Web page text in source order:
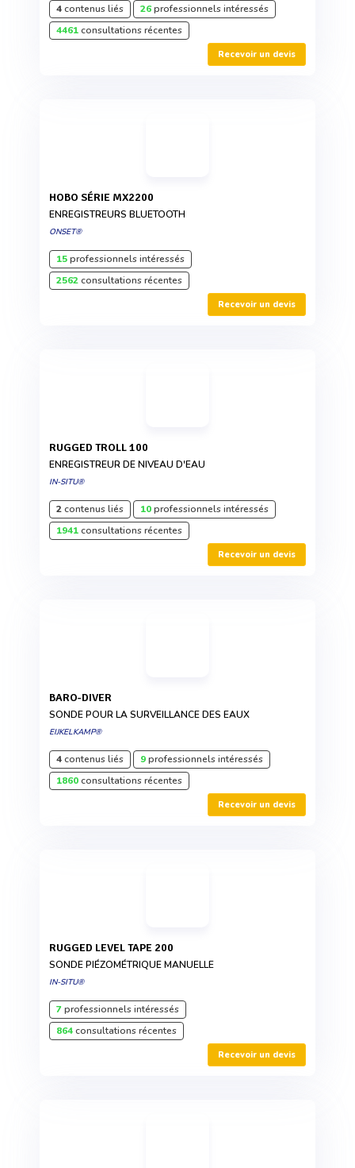
4contenus liés 26professionnels intéressés
4461consultations récentes
Recevoir un devis
HOBO SÉRIE MX2200
ENREGISTREURS BLUETOOTH
ONSET®
15professionnels intéressés
2562consultations récentes
Recevoir un devis
RUGGED TROLL 100
ENREGISTREUR DE NIVEAU D'EAU
IN-SITU®
2contenus liés 10professionnels intéressés
1941consultations récentes
Recevoir un devis
BARO-DIVER
SONDE POUR LA SURVEILLANCE DES EAUX
EIJKELKAMP®
4contenus liés 9professionnels intéressés
1860consultations récentes
Recevoir un devis
RUGGED LEVEL TAPE 200
SONDE PIÉZOMÉTRIQUE MANUELLE
IN-SITU®
7professionnels intéressés
864consultations récentes
Recevoir un devis